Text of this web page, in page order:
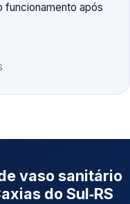
funcionamento após
vaso sanitário
do Sul‑RS